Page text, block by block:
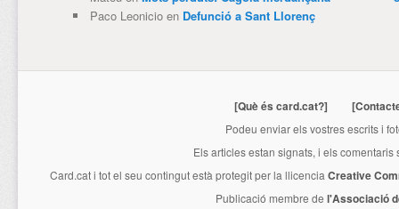
Paco Leonicioen Defunció a Sant Llorenç
[Què és card.cat?]
Podeu enviar els vostres escrits i
Els articles estan signats, i els
Card.cati tot el seu contingut està protegit per la llicencia Creative
Publicació membre de l'Associació